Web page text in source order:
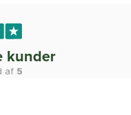
kunder
af 5